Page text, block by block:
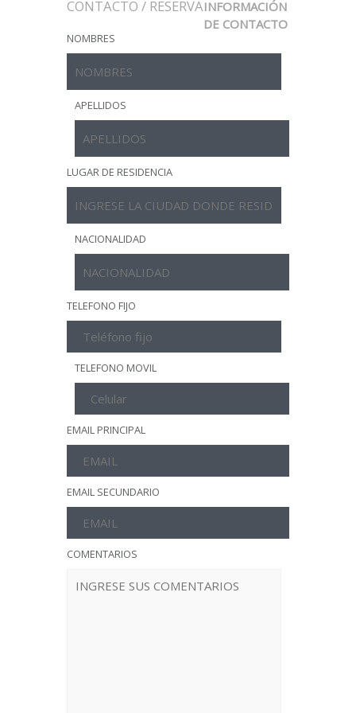
CONTACTO / RESERVAINFORMACIÓN
DE CONTACTO
NOMBRES
APELLIDOS
LUGAR DE RESIDENCIA
NACIONALIDAD
TELEFONO FIJO
TELEFONO MOVIL
EMAIL PRINCIPAL
EMAIL SECUNDARIO
COMENTARIOS